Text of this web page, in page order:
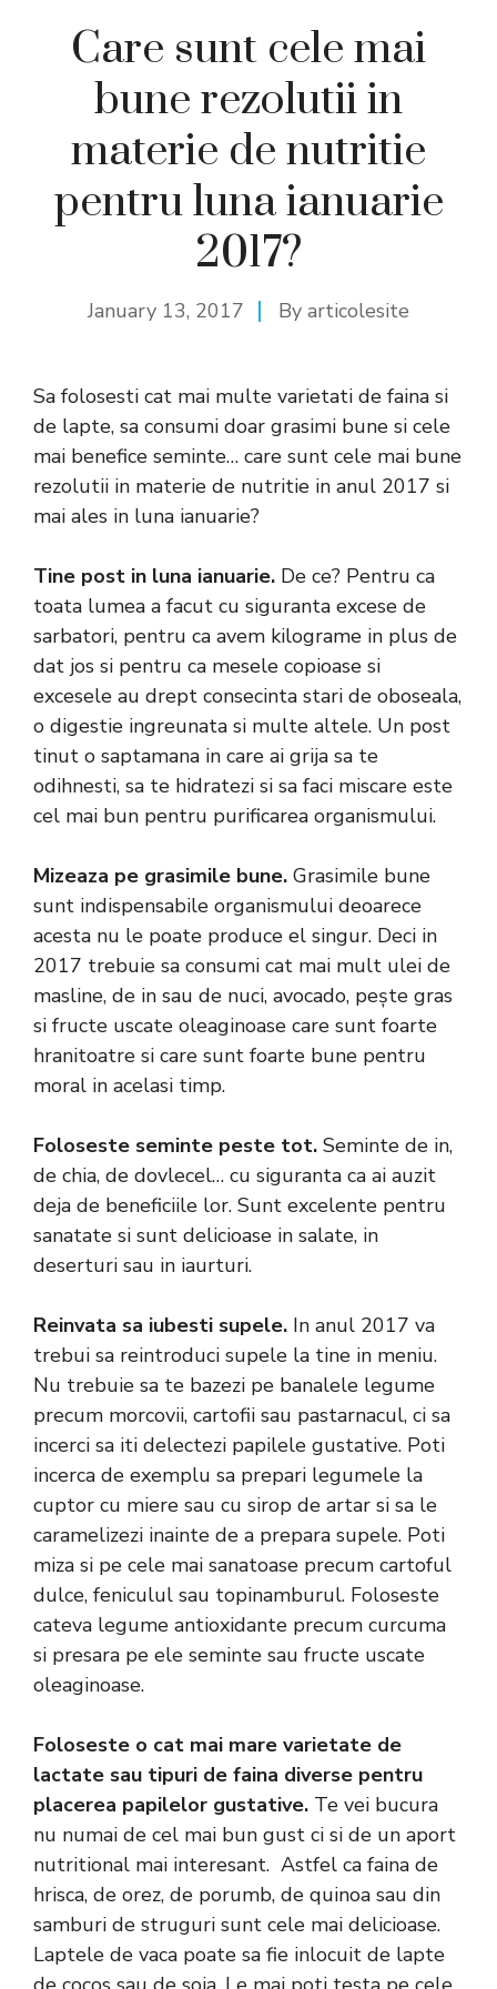
Care sunt cele mai
bune rezolutii in
materie de nutritie
pentru luna ianuarie
2017?
January 13, 2017 By articolesite
Sa folosesti cat mai multe varietati de faina si
de lapte, sa consumi doar grasimi bune si cele
mai benefice seminte… care sunt cele mai bune
rezolutii in materie de nutritie in anul 2017 si
mai ales in luna ianuarie?
Tine post in luna ianuarie. De ce? Pentru ca
toata lumea a facut cu siguranta excese de
sarbatori, pentru ca avem kilograme in plus de
dat jos si pentru ca mesele copioase si
excesele au drept consecinta stari de oboseala,
o digestie ingreunata si multe altele. Un post
tinut o saptamana in care ai grija sa te
odihnesti, sa te hidratezi si sa faci miscare este
cel mai bun pentru purificarea organismului.
Mizeaza pe grasimile bune. Grasimile bune
sunt indispensabile organismului deoarece
acesta nu le poate produce el singur. Deci in
2017 trebuie sa consumi cat mai mult ulei de
masline, de in sau de nuci, avocado, pește gras
si fructe uscate oleaginoase care sunt foarte
hranitoatre si care sunt foarte bune pentru
moral in acelasi timp.
Foloseste seminte peste tot. Seminte de in,
de chia, de dovlecel… cu siguranta ca ai auzit
deja de beneficiile lor. Sunt excelente pentru
sanatate si sunt delicioase in salate, in
deserturi sau in iaurturi.
Reinvata sa iubesti supele. In anul 2017 va
trebui sa reintroduci supele la tine in meniu.
Nu trebuie sa te bazezi pe banalele legume
precum morcovii, cartofii sau pastarnacul, ci sa
incerci sa iti delectezi papilele gustative. Poti
incerca de exemplu sa prepari legumele la
cuptor cu miere sau cu sirop de artar si sa le
caramelizezi inainte de a prepara supele. Poti
miza si pe cele mai sanatoase precum cartoful
dulce, feniculul sau topinamburul. Foloseste
cateva legume antioxidante precum curcuma
si presara pe ele seminte sau fructe uscate
oleaginoase.
Foloseste o cat mai mare varietate de
lactate sau tipuri de faina diverse pentru
placerea papilelor gustative. Te vei bucura
nu numai de cel mai bun gust ci si de un aport
nutritional mai interesant. Astfel ca faina de
hrisca, de orez, de porumb, de quinoa sau din
samburi de struguri sunt cele mai delicioase.
Laptele de vaca poate sa fie inlocuit de lapte